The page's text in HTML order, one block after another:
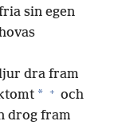
sin egen
dra fram
* + och
drog fram